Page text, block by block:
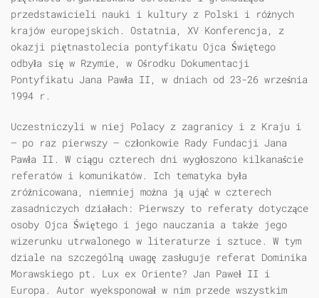
przedstawicieli nauki i kultury z Polski i różnych
krajów europejskich. Ostatnia, XV Konferencja, z
okazji piętnastolecia pontyfikatu Ojca Świętego
odbyła się w Rzymie, w Ośrodku Dokumentacji
Pontyfikatu Jana Pawła II, w dniach od 23-26 września
1994 r.
Uczestniczyli w niej Polacy z zagranicy i z Kraju i
— po raz pierwszy — członkowie Rady Fundacji Jana
Pawła II. W ciągu czterech dni wygłoszono kilkanaście
referatów i komunikatów. Ich tematyka była
zróżnicowana, niemniej można ją ująć w czterech
zasadniczych działach: Pierwszy to referaty dotyczące
osoby Ojca Świętego i jego nauczania a także jego
wizerunku utrwalonego w literaturze i sztuce. W tym
dziale na szczególną uwagę zasługuje referat Dominika
Morawskiego pt. Lux ex Oriente? Jan Paweł II i
Europa. Autor wyeksponował w nim przede wszystkim